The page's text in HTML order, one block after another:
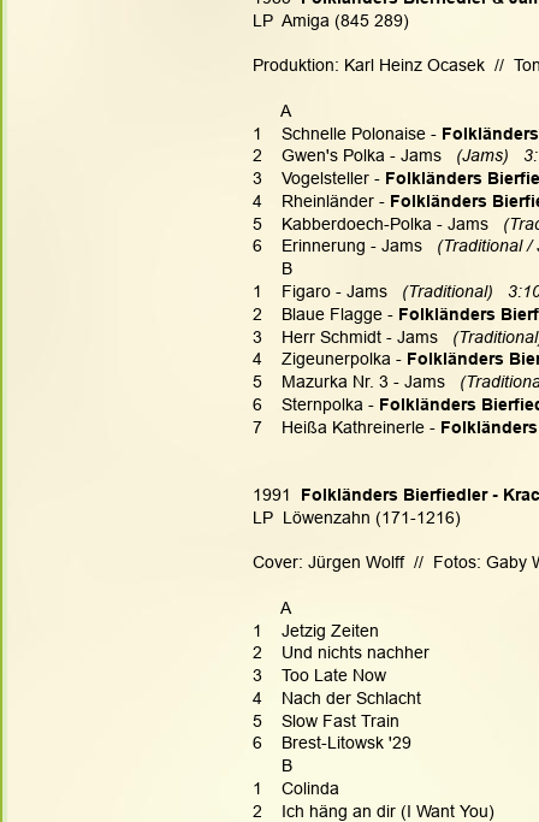
LP  Amiga (845 289)
Produktion: Karl Heinz Ocasek  //
      A
1    Schnelle Polonaise -
2    Gwen's Polka - Jams
  (Jams)
3    Vogelsteller - Folkländers
4    Rheinländer - Folkländers
5    Kabberdoech-Polka - Jams
6    Erinnerung - Jams
(Traditional /
      B
1    Figaro - Jams
(Traditional)
2    Blaue Flagge - Folkländers
3    Herr Schmidt - Jams
4    Zigeunerpolka - Folkländers
5    Mazurka Nr. 3 - Jams
6    Sternpolka - Folkländers
7    Heißa Kathreinerle -
1991 Folkländers Bierfiedler -
LP  Löwenzahn (171-1216)
Cover: Jürgen Wolff  //  Fotos: Gaby
      A
1    Jetzig Zeiten
2    Und nichts nachher
3    Too Late Now
4    Nach der Schlacht
5    Slow Fast Train
6    Brest-Litowsk '29
      B
1    Colinda
2    Ich häng an dir (I Want You)